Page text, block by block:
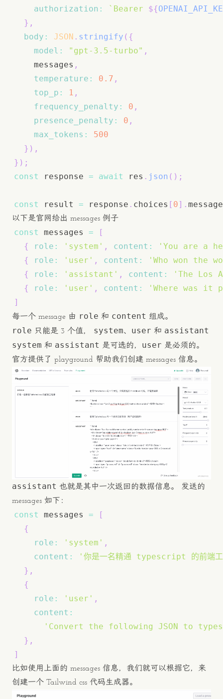
authorization : ` Bearer ${
} ,
body : JSON . stringify ( {
model : "gpt-3.5-turbo" ,
    messages
,
temperature : 0.7 ,
top_p : 1 ,
frequency_penalty : 0 ,
presence_penalty : 0 ,
max_tokens :
500
} ) ,
} ) ;
const
response = await res . json ( ) ;
const result = response . choices [ 0] . message
以下是官网给出 messages 例子
const messages =
[
{
role : 'system' , content :
'You are a
{
role : 'user' , content :
'Who won the
{
role : 'assistant' , content :
'The Los
{
role : 'user' , content :
'Where was it
]
每一个 message 由 role 和 content 组成。
role 只能是 3 个值， system、 user 和 assistant
system 和 assistant 是可选的， user 是必须的。
官方提供了 playground 帮助我们创建 messages 信息。
assistant 也就是其中一次返回的数据信息。 发送的
messages 如下：
const messages =
[
{
role : 'system' ,
content :
'你是一名精通 typescript 的前端工
} ,
{
role : 'user' ,
content :
'Convert the following JSON to
} ,
]
比如使用上面的 messages 信息，我们就可以根据它，来
创建一个 Tailwind css 代码生成器。